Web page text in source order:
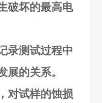
破坏的最高电
录测试过程中
展的关系。
对试样的蚀损